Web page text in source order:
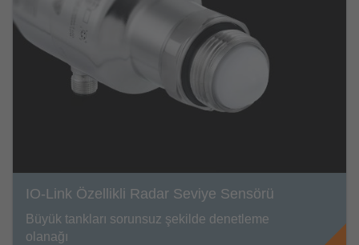
IO-Link Özellikli Radar Seviye Sensörü
Büyük tankları sorunsuz şekilde denetleme
olanağı